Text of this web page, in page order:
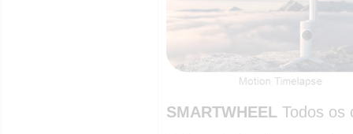
SMARTWHEEL Todos os